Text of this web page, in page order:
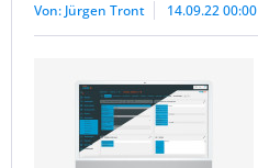
Von: Jürgen Tront 14.09.22 00:00